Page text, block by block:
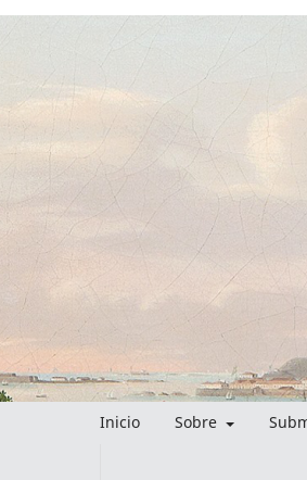
Inicio Sobre